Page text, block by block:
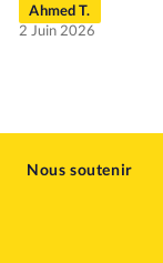
Ahmed T.
2 Juin 2026
Nous soutenir